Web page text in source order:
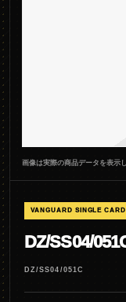
画像は実際の商品データを表示
VANGUARD SINGLE CARD
DZ/SS04/
DZ/SS04/051C